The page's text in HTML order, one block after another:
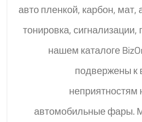
авто пленкой, карбон, мат,
тонировка, сигнализации,
нашем каталоге
подвержены
неприятностям
автомобильные фары.